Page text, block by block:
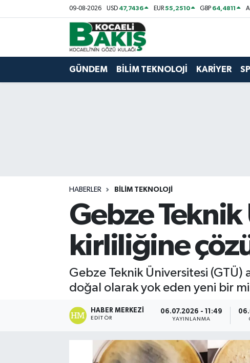
09-08-2026 USD 47,7436 EUR55,2510 GBP 64,4811
GÜNDEM BİLİM TEKNOLOJİ KARİYER
HABERLER BİLİM TEKNOLOJİ
Gebze
kirliliğine
Gebze Teknik Üniversitesi
doğal olarak yok eden yeni bir
HABER MERKEZI
EDITÖR
06.07.2026 - 11:49
YAYINLANMA
Kocaeli Nöbetçi Eczaneler
Kocaeli Hava Durumu